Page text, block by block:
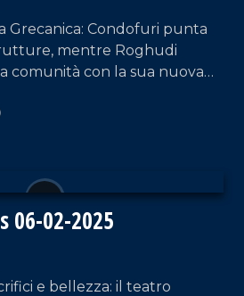
Grecanica: Condofuri punta
mentre Roghudi
comunità con la sua nuova
06-02-2025
e bellezza: il teatro